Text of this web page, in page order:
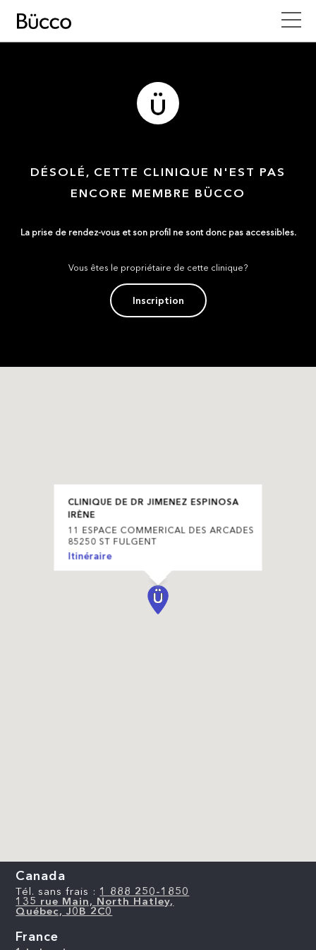
DÉSOLÉ, CETTE CLINIQUE N'EST PAS
ENCORE MEMBRE BÜCCO
La prise de rendez-vous et son profil ne sont donc pas accessibles.
Vous êtes le propriétaire de cette clinique?
Inscription
CLINIQUE DE DR JIMENEZ ESPINOSA
IRÈNE
11 ESPACE COMMERICAL DES ARCADES
85250 ST FULGENT
Itinéraire
Canada
Tél. sans frais : 1 888 250-1850
135 rue Main, North Hatley,
Québec, J0B 2C0
France